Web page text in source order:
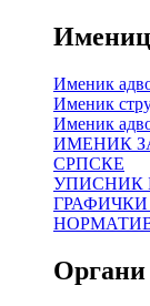
Именик
Именик
Именик
ИМЕНИК
СРПСКЕ
УПИСНИК
Органи